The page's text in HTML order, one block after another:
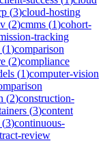
(3)cloud-hosting
(2)cmms (1)cohort-
tracking
(1)comparison
(2)compliance
(1)computer-vision
(2)construction-
(3)content
(3)continuous-
review